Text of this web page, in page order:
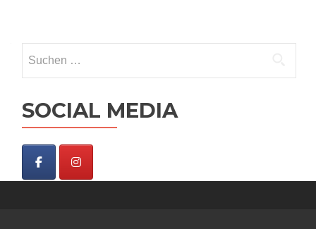
nach:
SOCIAL MEDIA